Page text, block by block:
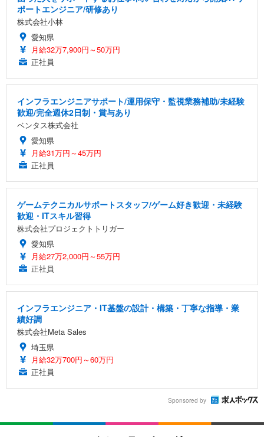
ポートエンジニア/研修あり
株式会社小林
愛知県
月給32万7,900円～50万円
正社員
インフラエンジニアサポート/運用保守・監視業務補助/未経験
歓迎/完全週休2日制・賞与あり
ベンタス株式会社
愛知県
月給31万円～45万円
正社員
ゲームテクニカルサポートスタッフ/ゲーム好き歓迎・未経験
歓迎・ITスキル習得
株式会社プロジェクトトリガー
愛知県
月給27万2,000円～55万円
正社員
インフラエンジニア・IT基盤の設計・構築・丁寧な指導・業
績好調
株式会社Meta Sales
埼玉県
月給32万700円～60万円
正社員
Sponsored by